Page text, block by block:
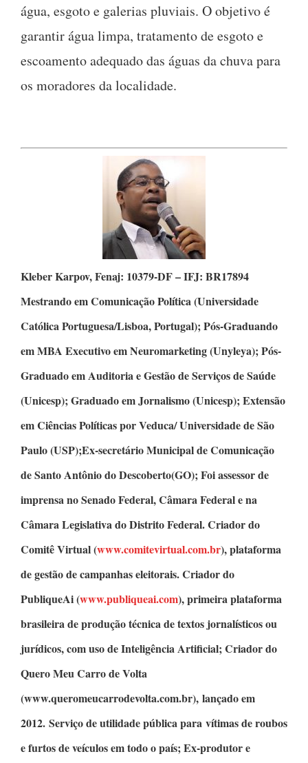
água, esgoto e galerias pluviais. O objetivo é
garantir água limpa, tratamento de esgoto e
escoamento adequado das águas da chuva para
os moradores da localidade.
Kleber Karpov,Fenaj: 10379-DF – IFJ: BR17894
Mestrando em Comunicação Política(Universidade
Católica Portuguesa/Lisboa, Portugal);Pós-Graduando
em MBA Executivo em Neuromarketing(Unyleya);Pós-
Graduado em Auditoria e Gestão de Serviços de Saúde
(Unicesp);Graduado em Jornalismo(Unicesp);Extensão
em Ciências Políticaspor Veduca/ Universidade de São
Paulo (USP);Ex-secretário Municipal de Comunicação
de Santo Antônio do Descoberto(GO); Foi assessor de
imprensa no Senado Federal, Câmara Federal e na
Câmara Legislativa do Distrito Federal.Criador do
Comitê Virtual(www.comitevirtual.com.br), plataforma
de gestão de campanhas eleitorais.Criador do
PubliqueAi(www.publiqueai.com), primeira plataforma
brasileira de produção técnica de textos jornalísticos ou
jurídicos, com uso de Inteligência Artificial;Criador do
Quero Meu Carro de Volta
(www.queromeucarrodevolta.com.br), lançado em
2012. Serviço de utilidade pública para vítimas de roubos
e furtos de veículos em todo o país; Ex-produtor e